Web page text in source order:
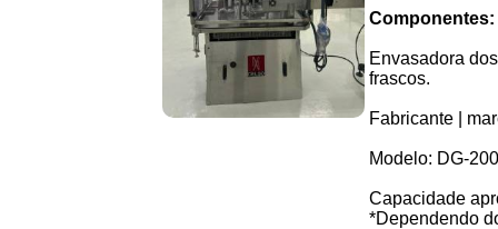
Componentes:
Envasadora
frascos.
Fabricante |
Modelo: DG-
Capacidade
*Dependendo